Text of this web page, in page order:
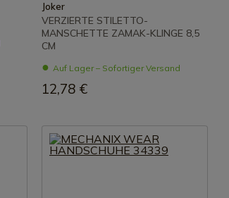
Joker
VERZIERTE STILETTO-
MANSCHETTE ZAMAK-KLINGE 8,5
CM
Auf Lager – Sofortiger Versand
12,78 €